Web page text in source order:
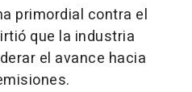
primordial contra el
que la industria
el avance hacia